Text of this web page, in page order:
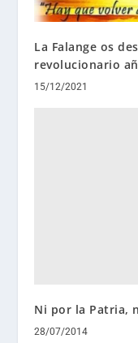
La Falange os
revolucionario
15/12/2021
Ni por la Patria,
28/07/2014